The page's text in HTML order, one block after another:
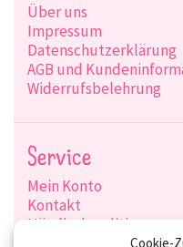
Cookie-
Über uns
Impressum
Datenschutzerklärung
AGB und
Widerrufsbelehrung
Service
Mein Konto
Kontakt
Händlerkonditionen